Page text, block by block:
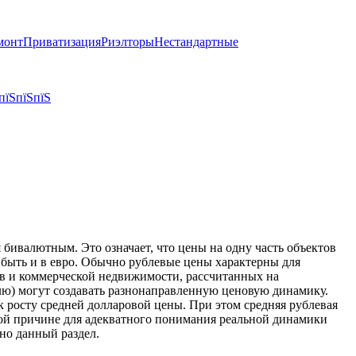
ПриватизацияРиэлторыНестандартные
Это означает, что цены на одну часть объектов
быть и в евро. Обычно рублевые цены характерны для
и коммерческой недвижимости, рассчитанных на
могут создавать разнонаправленную ценовую динамику.
средней долларовой цены. При этом средняя рублевая
причине для адекватного понимания реальной динамики
данный раздел.